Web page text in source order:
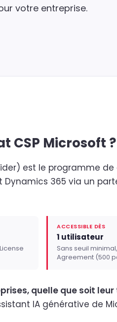
votre entreprise.
CSP
est le programme
Dynamics 365 via un
ACCESSIBLE DÈS
1 utilisateur
Sans seuil
Agreement (500
quelle que soit
IA générative de